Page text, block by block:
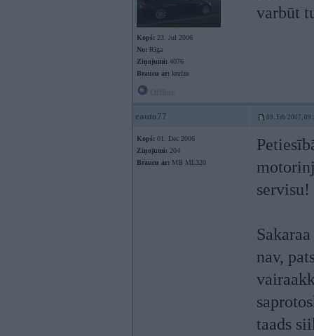
Kopš: 23. Jul 2006
No: Rīga
Ziņojumi: 4076
Braucu ar: kruīzu
varbūt
eauto77 09. Feb 2007,
Kopš: 01. Dec 2006
Ziņojumi: 204
Braucu ar: MB ML320
servisu!
nav,
taads